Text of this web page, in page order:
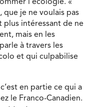
l’écologie. «
que je ne voulais pas
plus intéressant de ne
mais en les
à travers les
et qui culpabilise
en partie ce qui a
le Franco-Canadien.